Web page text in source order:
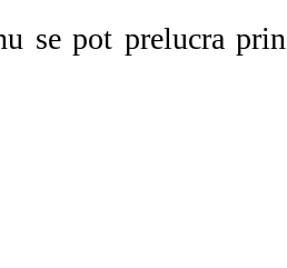
se pot prelucra prin